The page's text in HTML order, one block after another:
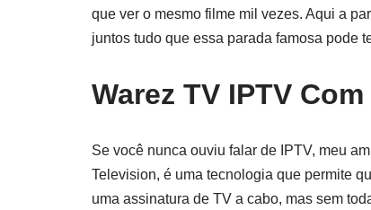
que ver o mesmo filme mil vezes. Aqui a
juntos tudo que essa parada famosa pode
Warez TV IPTV
Se você nunca ouviu falar de IPTV, meu
Television, é uma tecnologia que permite
uma assinatura de TV a cabo, mas sem